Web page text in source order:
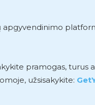
apgyvendinimo
pramogas, turus
užsisakykite: